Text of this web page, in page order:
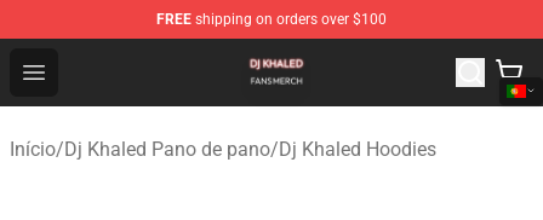
FREE shipping on orders over $100
Open menu
Dj Khaled Shop - Official Dj Khaled Merchandise Store
Início/Dj Khaled Pano de pano/Dj Khaled Hoodies